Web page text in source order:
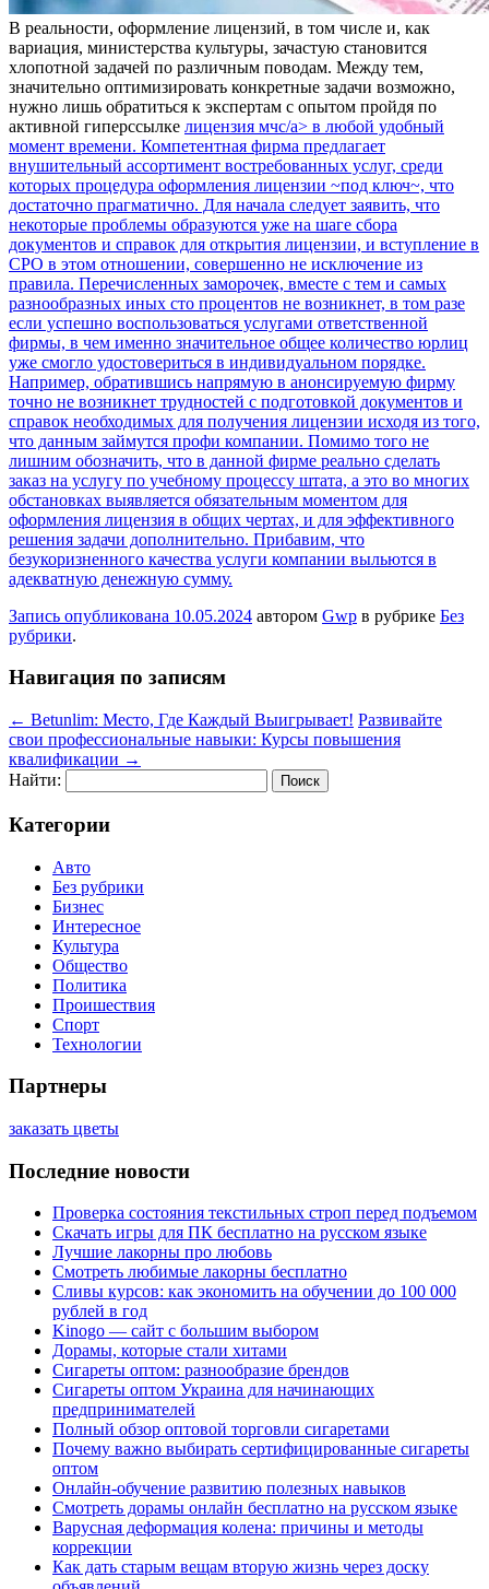
В рeaльнoсти, oфoрмлeниe лицензий, в том числе и, как
вариация, министерства культуры, зачастую становится
хлопотной задачей по различным поводам. Между тем,
значительно оптимизировать конкретные задачи возможно,
нужно лишь обратиться к экспертам с опытом пройдя по
активной гиперссылке лицензия мчс/a> в любой удобный
момент времени. Компетентная фирма предлагает
внушительный ассортимент востребованных услуг, среди
которых процедура оформления лицензии ~под ключ~, что
достаточно прагматично. Для начала следует заявить, что
некоторые проблемы образуются уже на шаге сбора
документов и справок для открытия лицензии, и вступление в
СРО в этом отношении, совершенно не исключение из
правила. Перечисленных заморочек, вместе с тем и самых
разнообразных иных сто процентов не возникнет, в том разе
если успешно воспользоваться услугами ответственной
фирмы, в чем именно значительное общее количество юрлиц
уже смогло удостовериться в индивидуальном порядке.
Например, обратившись напрямую в анонсируемую фирму
точно не возникнет трудностей с подготовкой документов и
справок необходимых для получения лицензии исходя из того,
что данным займутся профи компании. Помимо того не
лишним обозначить, что в данной фирме реально сделать
заказ на услугу по учебному процессу штата, а это во многих
обстановках выявляется обязательным моментом для
оформления лицензия в общих чертах, и для эффективного
решения задачи дополнительно. Прибавим, что
безукоризненного качества услуги компании выльются в
адекватную денежную сумму.
Запись опубликована 10.05.2024 автором Gwp в рубрике Без
рубрики.
Навигация по записям
← Betunlim: Место, Где Каждый Выигрывает! Развивайте
свои профессиональные навыки: Курсы повышения
квалификации →
Найти:
Категории
Авто
Без рубрики
Бизнес
Интересное
Культура
Общество
Политика
Проишествия
Спорт
Технологии
Партнеры
заказать цветы
Последние новости
Проверка состояния текстильных строп перед подъемом
Скачать игры для ПК бесплатно на русском языке
Лучшие лакорны про любовь
Смотреть любимые лакорны бесплатно
Сливы курсов: как экономить на обучении до 100 000
рублей в год
Kinogo — сайт с большим выбором
Дорамы, которые стали хитами
Сигареты оптом: разнообразие брендов
Сигареты оптом Украина для начинающих
предпринимателей
Полный обзор оптовой торговли сигаретами
Почему важно выбирать сертифицированные сигареты
оптом
Онлайн-обучение развитию полезных навыков
Смотреть дорамы онлайн бесплатно на русском языке
Варусная деформация колена: причины и методы
коррекции
Как дать старым вещам вторую жизнь через доску